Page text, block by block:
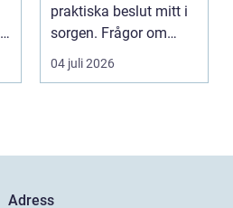
praktiska beslut mitt i
sorgen. Frågor om
ceremoni, ju...
04 juli 2026
Adress